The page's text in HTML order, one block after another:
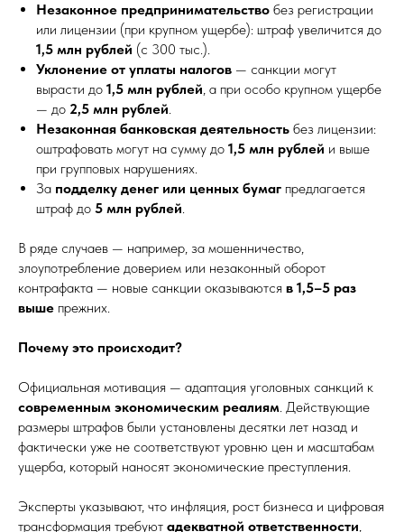
Незаконное предпринимательство без регистрации
или лицензии (при крупном ущербе): штраф увеличится до
1,5 млн рублей (с 300 тыс.).
Уклонение от уплаты налогов — санкции могут
вырасти до 1,5 млн рублей, а при особо крупном ущербе
— до 2,5 млн рублей.
Незаконная банковская деятельность без лицензии:
оштрафовать могут на сумму до 1,5 млн рублей и выше
при групповых нарушениях.
За подделку денег или ценных бумаг предлагается
штраф до 5 млн рублей.
В ряде случаев — например, за мошенничество,
злоупотребление доверием или незаконный оборот
контрафакта — новые санкции оказываются в 1,5–5 раз
выше прежних.
Почему это происходит?
Официальная мотивация — адаптация уголовных санкций к
современным экономическим реалиям. Действующие
размеры штрафов были установлены десятки лет назад и
фактически уже не соответствуют уровню цен и масштабам
ущерба, который наносят экономические преступления.
Эксперты указывают, что инфляция, рост бизнеса и цифровая
трансформация требуют адекватной ответственности,